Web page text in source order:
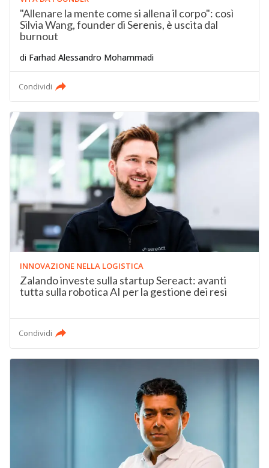
"Allenare la mente come si allena il corpo": così
Silvia Wang, founder di Serenis, è uscita dal
burnout
di Farhad Alessandro Mohammadi
Condividi
INNOVAZIONE NELLA LOGISTICA
Zalando investe sulla startup Sereact: avanti
tutta sulla robotica AI per la gestione dei resi
Condividi